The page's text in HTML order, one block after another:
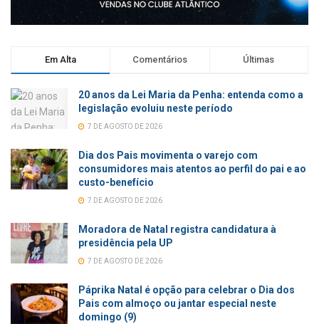
Em Alta Comentários Últimas
20 anos da Lei Maria da Penha: entenda como a
legislação evoluiu neste período
7 DE AGOSTO DE 2026
Dia dos Pais movimenta o varejo com
consumidores mais atentos ao perfil do pai e ao
custo-benefício
7 DE AGOSTO DE 2026
Moradora de Natal registra candidatura à
presidência pela UP
7 DE AGOSTO DE 2026
Páprika Natal é opção para celebrar o Dia dos
Pais com almoço ou jantar especial neste
domingo (9)